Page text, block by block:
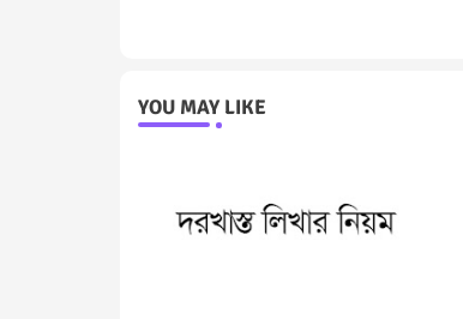
YOU MAY LIKE